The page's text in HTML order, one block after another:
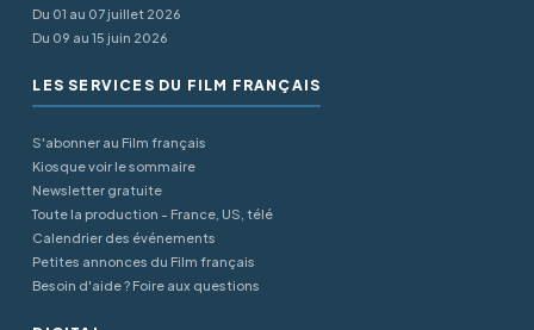
Du 01 au 07 juillet 2026
Du 09 au 15 juin 2026
LES SERVICES DU FILM FRANÇAIS
S'abonner au Film français
Kiosque voir le sommaire
Newsletter gratuite
Toute la production - France, US, télé
Calendrier des événements
Petites annonces du Film français
Besoin d'aide ? Foire aux questions